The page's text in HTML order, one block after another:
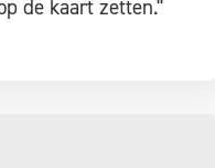
de kaart zetten."